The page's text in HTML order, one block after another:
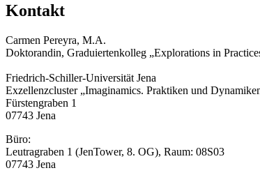
Kontakt
Carmen Pereyra, M.A.
Doktorandin, Graduiertenkolleg „Explorations in
Friedrich-Schiller-Universität Jena
Exzellenzcluster „Imaginamics. Praktiken und
Fürstengraben 1
07743 Jena
Büro:
Leutragraben 1 (JenTower, 8. OG), Raum: 08S03
07743 Jena